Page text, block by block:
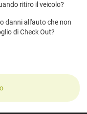
ritiro il veicolo?
danni all'auto che non
di Check Out?